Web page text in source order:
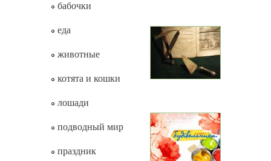
бабочки
еда
животные
котята и кошки
лошади
подводный мир
праздник